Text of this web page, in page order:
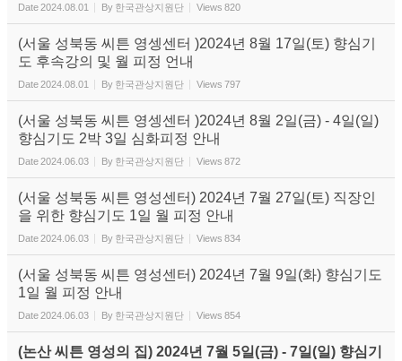
Date2024.08.01 By 한국관상지원단 Views 820
(서울 성북동 씨튼 영셍센터 )2024년 8월 17일(토) 향심기
도 후속강의 및 월 피정 언내
Date2024.08.01 By 한국관상지원단 Views 797
(서울 성북동 씨튼 영셍센터 )2024년 8월 2일(금) - 4일(일)
향심기도 2박 3일 심화피정 안내
Date2024.06.03 By 한국관상지원단 Views 872
(서울 성북동 씨튼 영성센터) 2024년 7월 27일(토) 직장인
을 위한 향심기도 1일 월 피정 안내
Date2024.06.03 By 한국관상지원단 Views 834
(서울 성북동 씨튼 영성센터) 2024년 7월 9일(화) 향심기도
1일 월 피정 안내
Date2024.06.03 By 한국관상지원단 Views 854
(논산 씨튼 영성의 집) 2024년 7월 5일(금) - 7일(일) 향심기